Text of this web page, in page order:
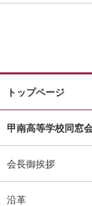
トップページ
甲南高等学校同窓
会長御挨拶
沿革